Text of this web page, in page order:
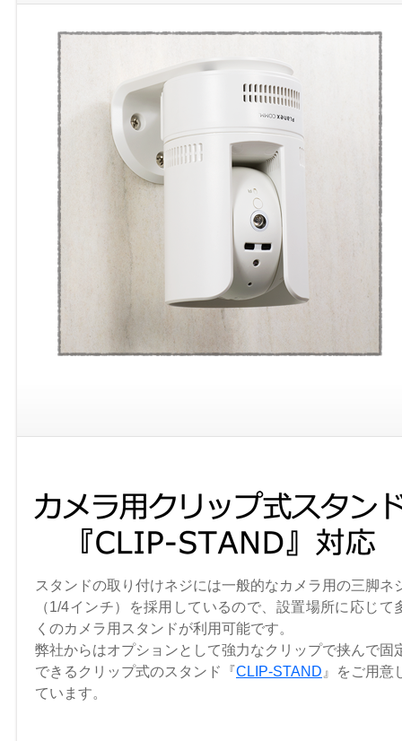
スタンドの取り付けネジには一般的なカメラ用の三脚ネ
（1/4インチ）を採用しているので、設置場所に応じて
くのカメラ用スタンドが利用可能です。
弊社からはオプションとして強力なクリップで挟んで固
できるクリップ式のスタンド『CLIP-STAND 』をご用意
ています。